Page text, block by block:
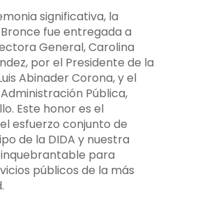
significativa, la
fue entregada a
General, Carolina
por el Presidente de la
Abinader Corona, y el
Pública,
Este honor es el
esfuerzo conjunto de
de la DIDA y nuestra
para
públicos de la más